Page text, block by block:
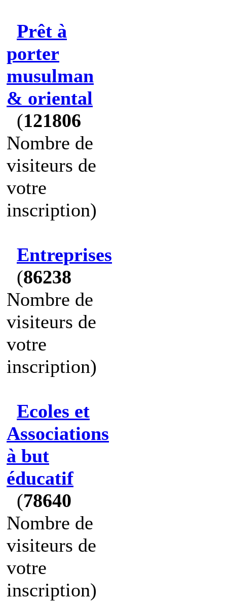
Prêt à
porter
musulman
& oriental
(121806
Nombre de
visiteurs de
votre
inscription)
Entreprises
(86238
Nombre de
visiteurs de
votre
inscription)
Ecoles et
Associations
à but
éducatif
(78640
Nombre de
visiteurs de
votre
inscription)